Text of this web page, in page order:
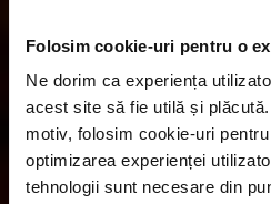
Folosim cookie-uri pentru o
Ne dorim ca experiența
acest site să fie utilă și
motiv, folosim cookie-uri pentru
optimizarea experienței
tehnologii sunt necesare din